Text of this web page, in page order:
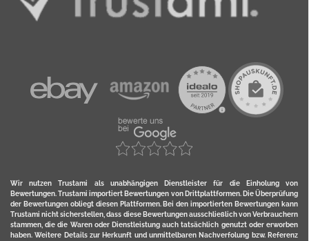
Wir nutzen Trustami als unabhängigen Dienstleister für die Einholung von
Bewertungen. Trustami importiert Bewertungen von Drittplattformen. Die Überprüfung
der Bewertungen obliegt diesen Plattformen. Bei den importierten Bewertungen kann
Trustami nicht sicherstellen, dass diese Bewertungen ausschließlich von Verbrauchern
stammen, die die Waren oder Dienstleistung auch tatsächlich genutzt oder erworben
haben. Weitere Details zur Herkunft und unmittelbaren Nachverfolung bzw. Referenz